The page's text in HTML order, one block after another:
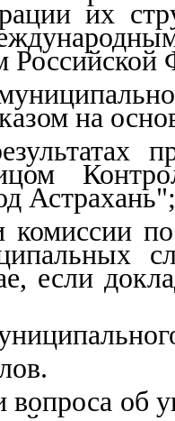
их
Российской
на
Астрахань";
комиссии
если
об